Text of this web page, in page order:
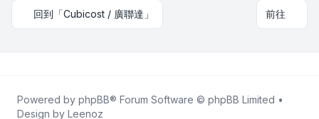
回到「Cubicost / 廣聯達」 前往
Powered by phpBB® Forum Software © phpBB Limited •
Design by Leenoz